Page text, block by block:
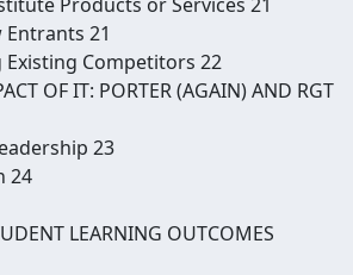
21
Existing Competitors 22
OF IT: PORTER (AGAIN) AND RGT
23
24
LEARNING OUTCOMES